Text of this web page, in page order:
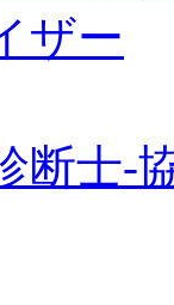
ザー
断士-